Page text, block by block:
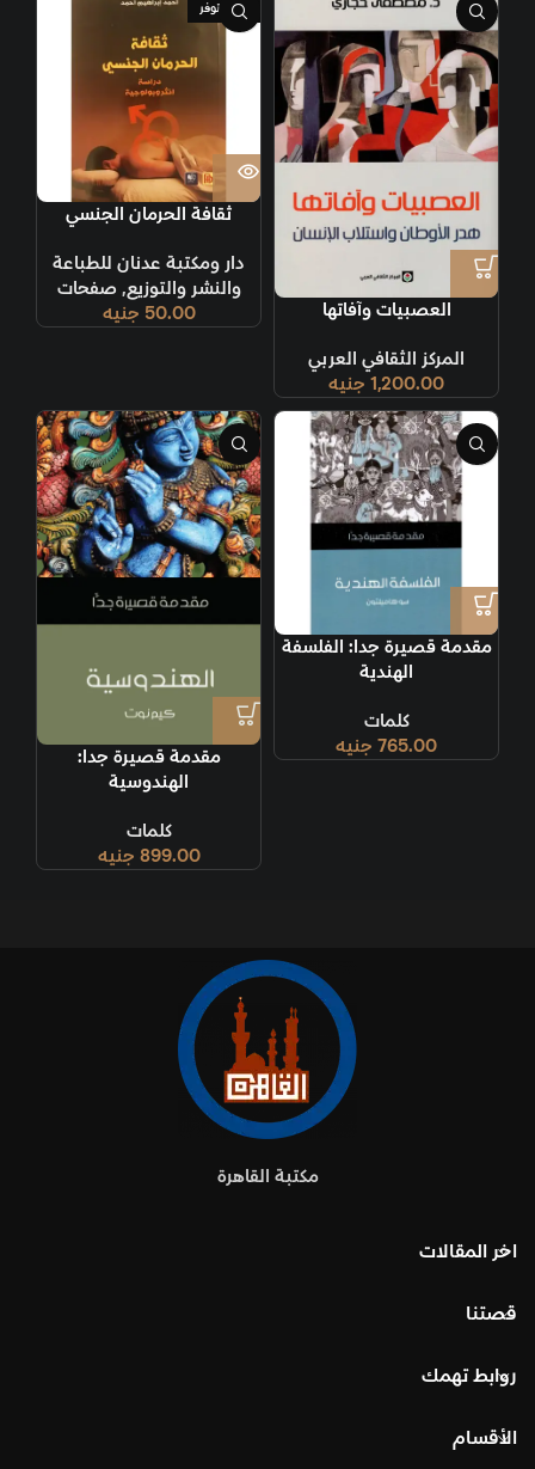
العصبيات وآفاتها
المركز الثقافي العربي
1,200.00 جنيه
غير متوفر
ثقافة الحرمان الجنسي
دار ومكتبة عدنان للطباعة
والنشر والتوزيع, صفحات
50.00 جنيه
مقدمة قصيرة جدا: الفلسفة
الهندية
كلمات
765.00 جنيه
مقدمة قصيرة جدا:
الهندوسية
كلمات
899.00 جنيه
مكتبة القاهرة
اخر المقالات
قصتنا
روابط تهمك
الأقسام